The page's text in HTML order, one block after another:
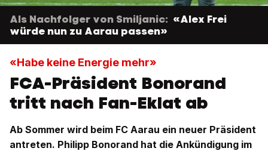
Als Nachfolger von Smiljanic: «Alex Frei
würde nun zu Aarau passen»
«Habe keine Energie mehr»
FCA-Präsident Bonorand
tritt nach Fan-Eklat ab
Ab Sommer wird beim FC Aarau ein neuer Präsident
antreten. Philipp Bonorand hat die Ankündigung im